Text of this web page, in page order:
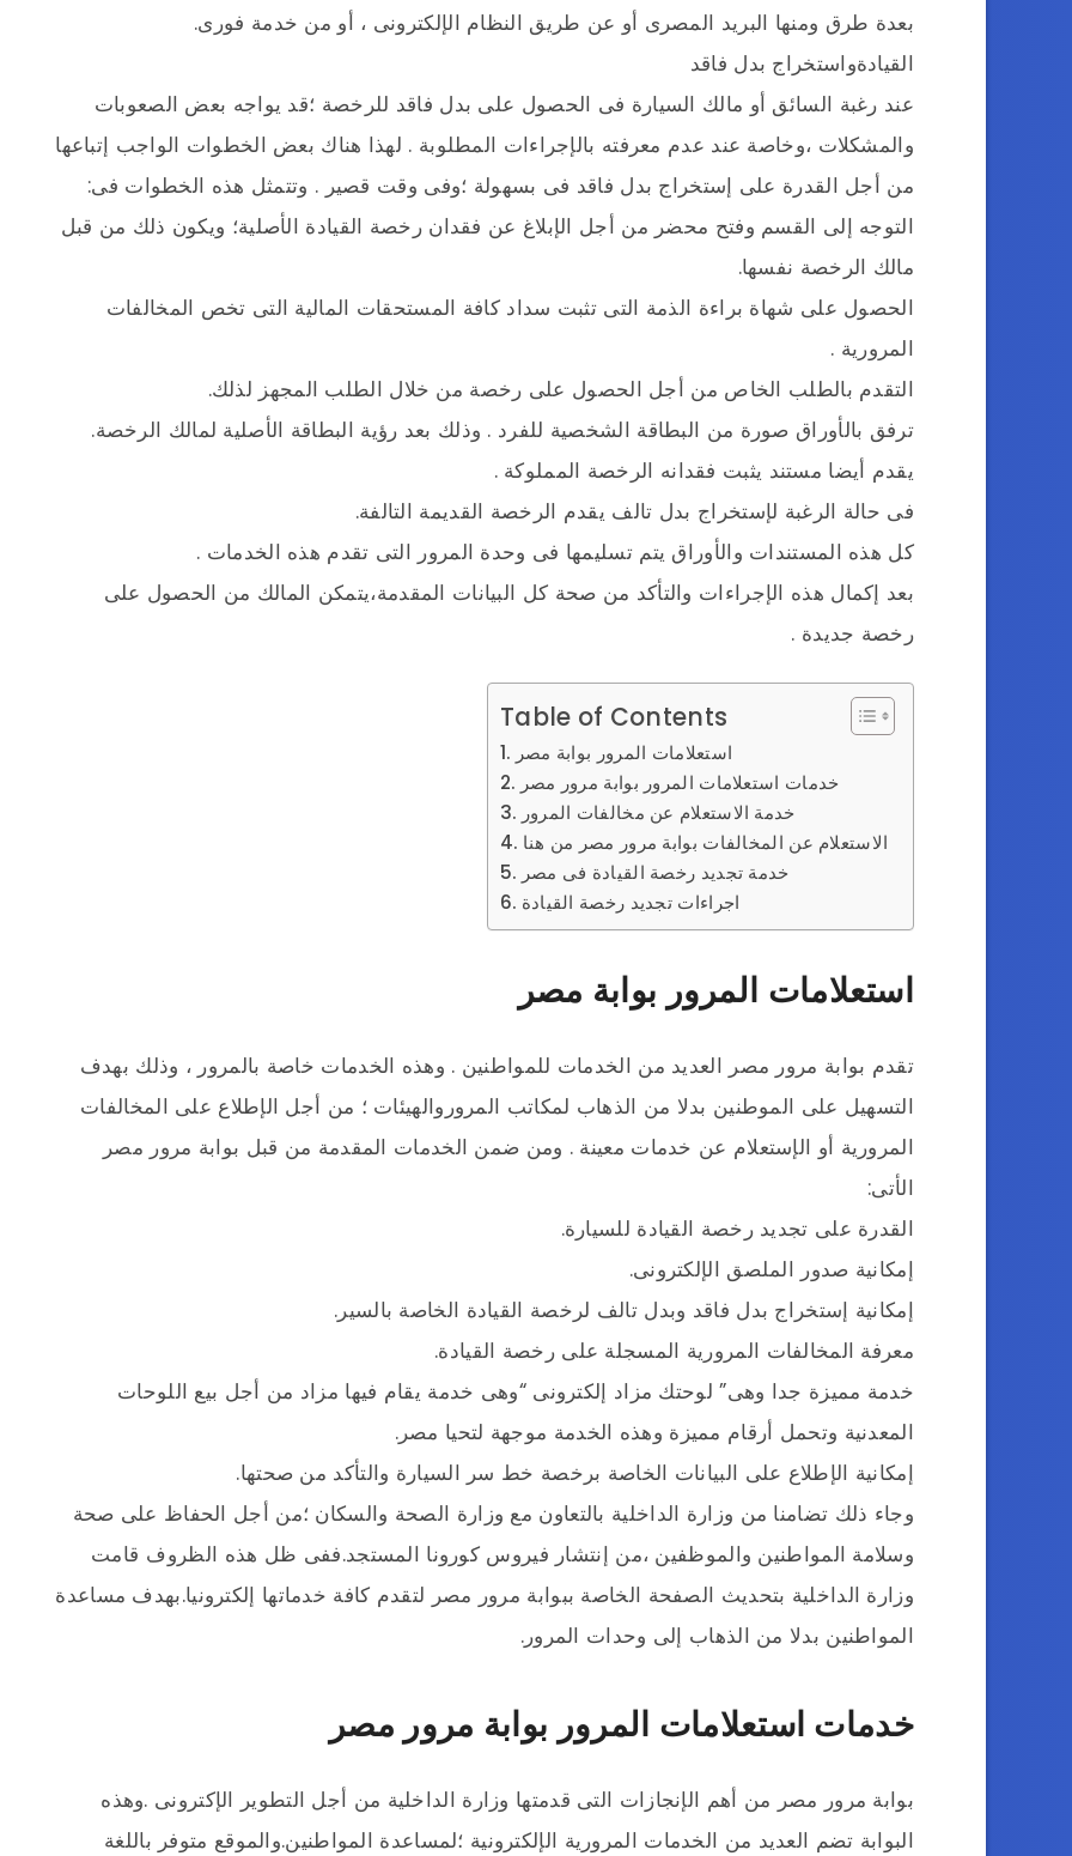
بعدة طرق ومنها البريد المصرى أو عن طريق النظام الإلكترونى ، أو من خدمة فورى.
القيادةواستخراج بدل فاقد
عند رغبة السائق أو مالك السيارة فى الحصول على بدل فاقد للرخصة ؛قد يواجه بعض الصعوبات
والمشكلات ،وخاصة عند عدم معرفته بالإجراءات المطلوبة . لهذا هناك بعض الخطوات الواجب إتباعها
من أجل القدرة على إستخراج بدل فاقد فى بسهولة ؛وفى وقت قصير . وتتمثل هذه الخطوات فى:
التوجه إلى القسم وفتح محضر من أجل الإبلاغ عن فقدان رخصة القيادة الأصلية؛ ويكون ذلك من قبل
مالك الرخصة نفسها.
الحصول على شهاة براءة الذمة التى تثبت سداد كافة المستحقات المالية التى تخص المخالفات
المرورية .
التقدم بالطلب الخاص من أجل الحصول على رخصة من خلال الطلب المجهز لذلك.
ترفق بالأوراق صورة من البطاقة الشخصية للفرد . وذلك بعد رؤية البطاقة الأصلية لمالك الرخصة.
يقدم أيضا مستند يثبت فقدانه الرخصة المملوكة .
فى حالة الرغبة لإستخراج بدل تالف يقدم الرخصة القديمة التالفة.
كل هذه المستندات والأوراق يتم تسليمها فى وحدة المرور التى تقدم هذه الخدمات .
بعد إكمال هذه الإجراءات والتأكد من صحة كل البيانات المقدمة،يتمكن المالك من الحصول على
رخصة جديدة .
Table of Contents
استعلامات المرور بوابة مصر
خدمات استعلامات المرور بوابة مرور مصر
خدمة الاستعلام عن مخالفات المرور
الاستعلام عن المخالفات بوابة مرور مصر من هنا
خدمة تجديد رخصة القيادة فى مصر
اجراءات تجديد رخصة القيادة
استعلامات المرور بوابة مصر
تقدم بوابة مرور مصر العديد من الخدمات للمواطنين . وهذه الخدمات خاصة بالمرور ، وذلك بهدف
التسهيل على الموطنين بدلا من الذهاب لمكاتب المروروالهيئات ؛ من أجل الإطلاع على المخالفات
المرورية أو الإستعلام عن خدمات معينة . ومن ضمن الخدمات المقدمة من قبل بوابة مرور مصر
الأتى:
القدرة على تجديد رخصة القيادة للسيارة.
إمكانية صدور الملصق الإلكترونى.
إمكانية إستخراج بدل فاقد وبدل تالف لرخصة القيادة الخاصة بالسير.
معرفة المخالفات المرورية المسجلة على رخصة القيادة.
خدمة مميزة جدا وهى” لوحتك مزاد إلكترونى “وهى خدمة يقام فيها مزاد من أجل بيع اللوحات
المعدنية وتحمل أرقام مميزة وهذه الخدمة موجهة لتحيا مصر.
إمكانية الإطلاع على البيانات الخاصة برخصة خط سر السيارة والتأكد من صحتها.
وجاء ذلك تضامنا من وزارة الداخلية بالتعاون مع وزارة الصحة والسكان ؛من أجل الحفاظ على صحة
وسلامة المواطنين والموظفين ،من إنتشار فيروس كورونا المستجد.ففى ظل هذه الظروف قامت
وزارة الداخلية بتحديث الصفحة الخاصة ببوابة مرور مصر لتقدم كافة خدماتها إلكترونيا.بهدف مساعدة
المواطنين بدلا من الذهاب إلى وحدات المرور.
خدمات استعلامات المرور بوابة مرور مصر
بوابة مرور مصر من أهم الإنجازات التى قدمتها وزارة الداخلية من أجل التطوير الإكترونى .وهذه
البوابة تضم العديد من الخدمات المرورية الإلكترونية ؛لمساعدة المواطنين.والموقع متوفر باللغة